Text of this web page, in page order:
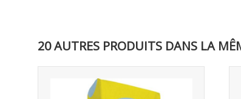
20 AUTRES PRODUITS DANS LA